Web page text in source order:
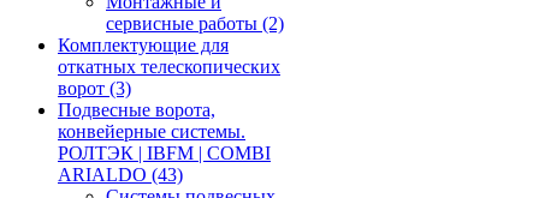
сервисные работы (2)
Комплектующие для
откатных телескопических
ворот (3)
Подвесные ворота,
конвейерные системы.
РОЛТЭК | IBFM | COMBI
ARIALDO (43)